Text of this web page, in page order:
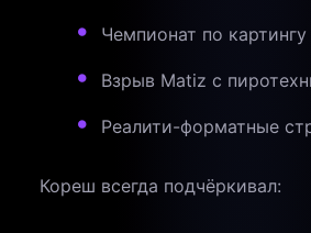
Чемпионат по картингу
Взрыв Matiz с
Реалити-форматные
Кореш всегда подчёркивал: